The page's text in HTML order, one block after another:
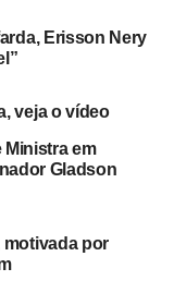
Erisson Nery
veja o vídeo
Ministra em
Gladson
motivada por